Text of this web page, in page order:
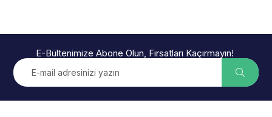
E-Bültenimize Abone Olun, Fırsatları Kaçırmayın!